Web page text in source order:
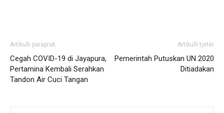
Artikulli paraprak
Cegah COVID-19 di Jayapura,
Pertamina Kembali Serahkan
Tandon Air Cuci Tangan
Artikulli tjetër
Pemerintah Putuskan UN 2020
Ditiadakan